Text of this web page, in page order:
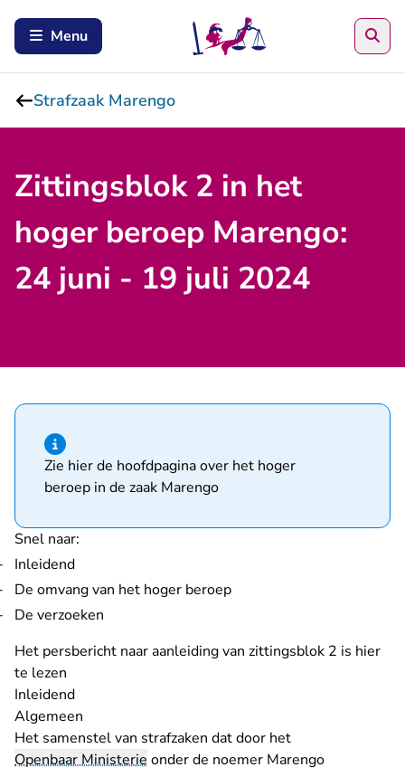
Menu
Strafzaak Marengo
Zittingsblok 2 in het
hoger beroep Marengo:
24 juni - 19 juli 2024
Hint van type informatie
Zie hierde hoofdpagina over het hoger
beroep in de zaak Marengo
Snel naar:
Inleidend
De omvang van het hoger beroep
De verzoeken
Het persbericht naar aanleiding van zittingsblok 2 is hier
te lezen
Inleidend
Algemeen
Het samenstel van strafzaken dat door het
Openbaar Ministerie onder de noemer Marengo